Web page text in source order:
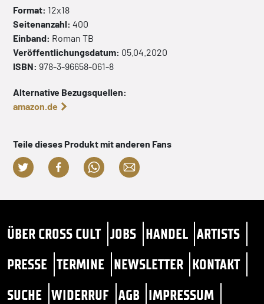
Format: 12x18
Seitenanzahl: 400
Einband: Roman TB
Veröffentlichungsdatum: 05.04.2020
ISBN: 978-3-96658-061-8
Alternative Bezugsquellen:
amazon.de
Teile dieses Produkt mit anderen Fans
ÜBER CROSS CULT JOBS HANDEL ARTISTS
PRESSE TERMINE NEWSLETTER KONTAKT
SUCHE WIDERRUF AGB IMPRESSUM